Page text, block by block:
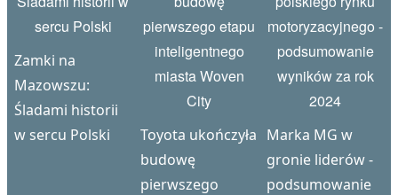
Zamki na
Mazowszu:
Śladami historii
w sercu Polski
Toyota ukończyła
budowę
pierwszego
Marka MG w
gronie liderów -
podsumowanie